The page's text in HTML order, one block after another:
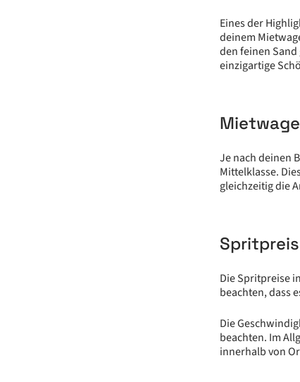
Eines der
deinem
den feinen
einzigartige
Je nach deinen
Mittelklasse.
gleichzeitig die
Die Spritpreise
beachten, dass
Die
beachten. Im
innerhalb von